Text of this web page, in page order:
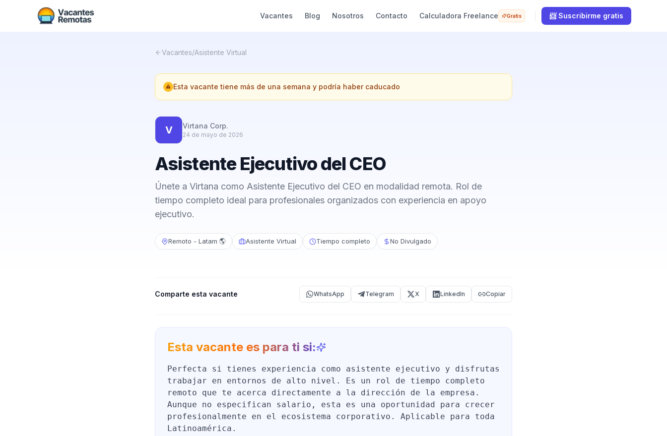
Vacantes Blog Nosotros Contacto Calculadora Freelance Gratis 📨 Suscribirme gratis
Vacantes/Asistente Virtual
Esta vacante tiene más de una semana y podría haber caducado
V Virtana Corp.
24 de mayo de 2026
Asistente Ejecutivo del CEO
Únete a Virtana como Asistente Ejecutivo del CEO en modalidad remota. Rol de
tiempo completo ideal para profesionales organizados con experiencia en apoyo
ejecutivo.
Remoto - Latam 🌎 Asistente Virtual Tiempo completo No Divulgado
Comparte esta vacante WhatsApp Telegram X LinkedIn Copiar
Esta vacante es para ti si:
Perfecta si tienes experiencia como asistente ejecutivo y disfrutas
trabajar en entornos de alto nivel. Es un rol de tiempo completo
remoto que te acerca directamente a la dirección de la empresa.
Aunque no especifican salario, esta es una oportunidad para crecer
profesionalmente en el ecosistema corporativo. Aplicable para toda
Latinoamérica.